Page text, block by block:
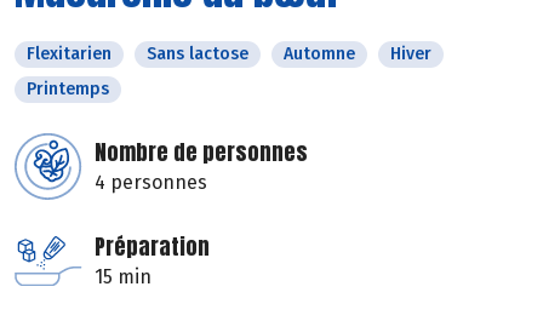
Flexitarien Sans lactose Automne
Hiver
Printemps
Nombre de personnes
4 personnes
Préparation
15 min